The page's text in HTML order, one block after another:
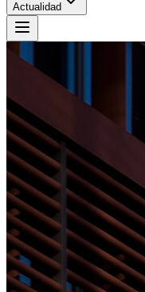
Actualidad